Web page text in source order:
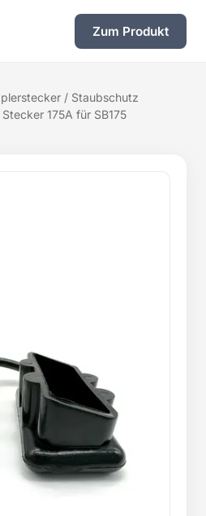
Zum Produkt
/ Staubschutz
175A für SB175